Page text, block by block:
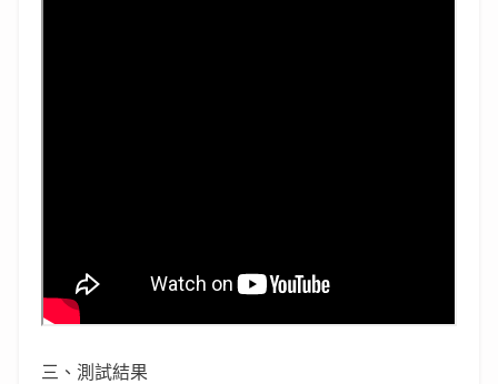
三、測試結果